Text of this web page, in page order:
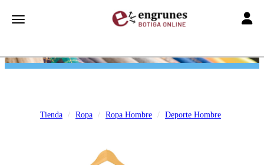
Toggle navigation
Tienda Ropa Ropa Hombre Deporte Hombre